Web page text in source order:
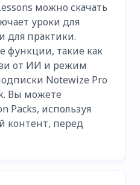
можно скачать
уроки для
для практики.
функции, такие как
от ИИ и режим
Notewize Pro
Вы можете
Packs, используя
контент, перед